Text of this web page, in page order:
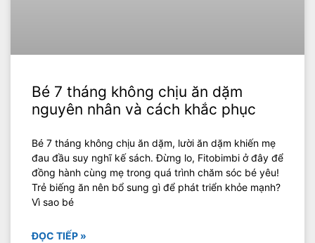
Bé 7 tháng không chịu ăn dặm
nguyên nhân và cách khắc phục
Bé 7 tháng không chịu ăn dặm, lười ăn dặm khiến mẹ
đau đầu suy nghĩ kế sách. Đừng lo, Fitobimbi ở đây để
đồng hành cùng mẹ trong quá trình chăm sóc bé yêu!
Trẻ biếng ăn nên bổ sung gì để phát triển khỏe mạnh?
Vì sao bé
ĐỌC TIẾP »